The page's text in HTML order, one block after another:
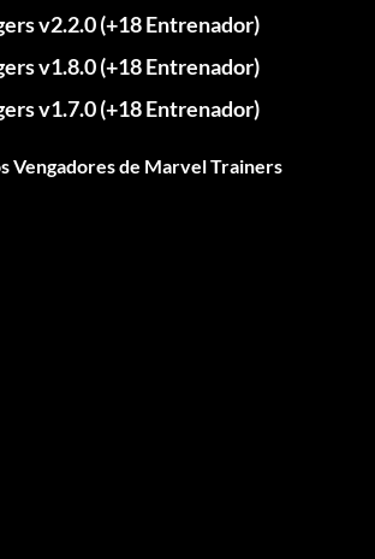
v2.2.0 (+18 Entrenador)
v1.8.0 (+18 Entrenador)
v1.7.0 (+18 Entrenador)
Vengadores de Marvel Trainers